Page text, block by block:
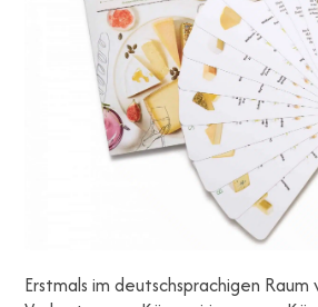
Erstmals im deutschsprachigen